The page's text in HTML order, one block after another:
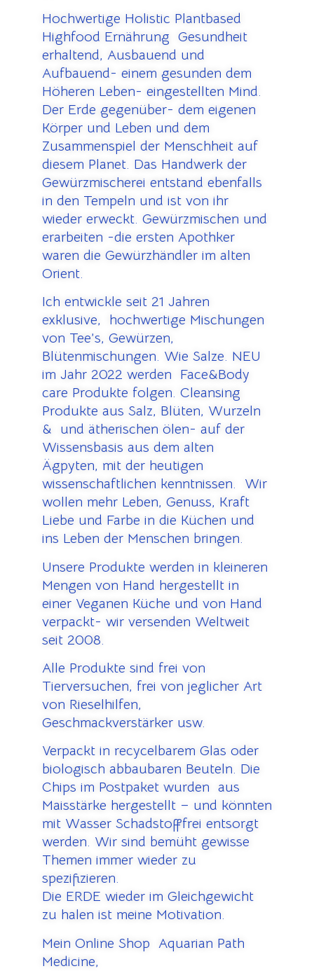
Hochwertige Holistic Plantbased
Highfood Ernährung Gesundheit
erhaltend, Ausbauend und
Aufbauend- einem gesunden dem
Höheren Leben- eingestellten Mind.
Der Erde gegenüber- dem eigenen
Körper und Leben und dem
Zusammenspiel der Menschheit auf
diesem Planet. Das Handwerk der
Gewürzmischerei entstand ebenfalls
in den Tempeln und ist von ihr
wieder erweckt. Gewürzmischen und
erarbeiten -die ersten Apothker
waren die Gewürzhändler im alten
Orient.
Ich entwickle seit 21 Jahren
exklusive, hochwertige Mischungen
von Tee’s, Gewürzen,
Blütenmischungen. Wie Salze. NEU
im Jahr 2022 werden Face&Body
care Produkte folgen. Cleansing
Produkte aus Salz, Blüten, Wurzeln
& und ätherischen ölen- auf der
Wissensbasis aus dem alten
Ägpyten, mit der heutigen
wissenschaftlichen kenntnissen. Wir
wollen mehr Leben, Genuss, Kraft
Liebe und Farbe in die Küchen und
ins Leben der Menschen bringen.
Unsere Produkte werden in kleineren
Mengen von Hand hergestellt in
einer Veganen Küche und von Hand
verpackt- wir versenden Weltweit
seit 2008.
Alle Produkte sind frei von
Tierversuchen, frei von jeglicher Art
von Rieselhilfen,
Geschmackverstärker usw.
Verpackt in recycelbarem Glas oder
biologisch abbaubaren Beuteln. Die
Chips im Postpaket wurden aus
Maisstärke hergestellt – und könnten
mit Wasser Schadstofffrei entsorgt
werden. Wir sind bemüht gewisse
Themen immer wieder zu
spezifizieren.
Die ERDE wieder im Gleichgewicht
zu halen ist meine Motivation.
Mein Online Shop Aquarian Path
Medicine,